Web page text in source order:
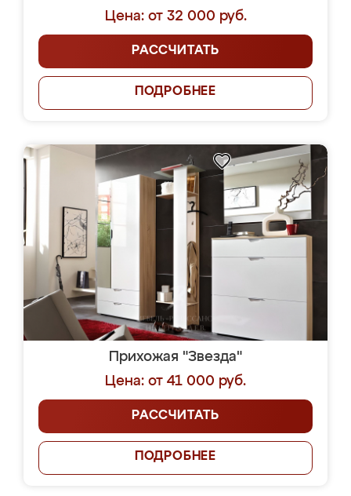
Цена: от 32 000 руб.
РАССЧИТАТЬ
ПОДРОБНЕЕ
Прихожая "Звезда"
Цена: от 41 000 руб.
РАССЧИТАТЬ
ПОДРОБНЕЕ